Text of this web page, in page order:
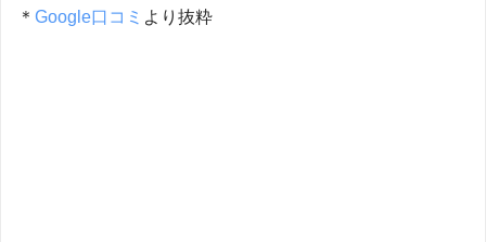
＊ Google口コミ より抜粋